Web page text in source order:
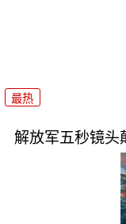
最热
解放军五秒镜头